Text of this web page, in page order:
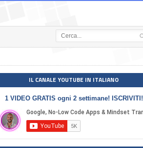
IL CANALE YOUTUBE IN ITALIANO
1 VIDEO GRATIS ogni 2 settimane! ISCRIVITI!